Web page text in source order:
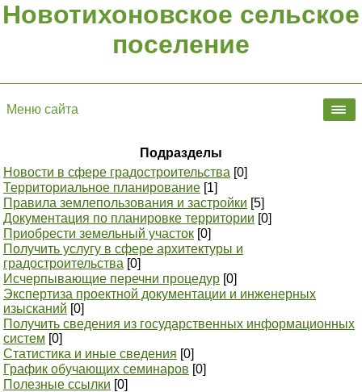
Новотихоновское сельское
поселение
Меню сайта
Подразделы
Новости в сфере градостроительства [0]
Территориальное планирование [1]
Правила землепользования и застройки [5]
Документация по планировке территории [0]
Приобрести земельный участок [0]
Получить услугу в сфере архитектуры и
градостроительства [0]
Исчерпывающие перечни процедур [0]
Экспертиза проектной документации и инженерных
изысканий [0]
Получить сведения из государственных информационных
систем [0]
Статистика и иные сведения [0]
График обучающих семинаров [0]
Полезные ссылки [0]